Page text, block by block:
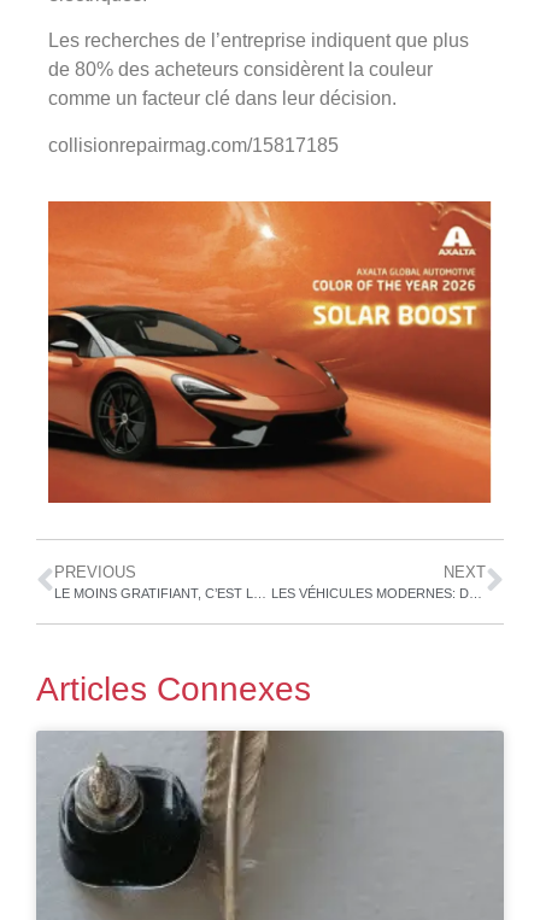
Les recherches de l’entreprise indiquent que plus
de 80% des acheteurs considèrent la couleur
comme un facteur clé dans leur décision.
collisionrepairmag.com/15817185
PREVIOUS NEXT
LES VÉHICULES MODERNES: DES MERVEILLES DE SCIENCE
Articles Connexes